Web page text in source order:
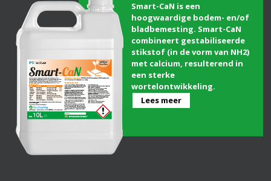
Lees meer
Smart-CaN is een
hoogwaardige bodem- en/of
bladbemesting. Smart-CaN
combineert gestabiliseerde
stikstof (in de vorm van NH2)
met calcium, resulterend in
een sterke
wortelontwikkeling.